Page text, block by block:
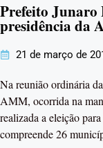
Prefeito Junaro
presidência da
21 de março de
Na reunião ordinária
AMM, ocorrida na
realizada a eleição
compreende 26